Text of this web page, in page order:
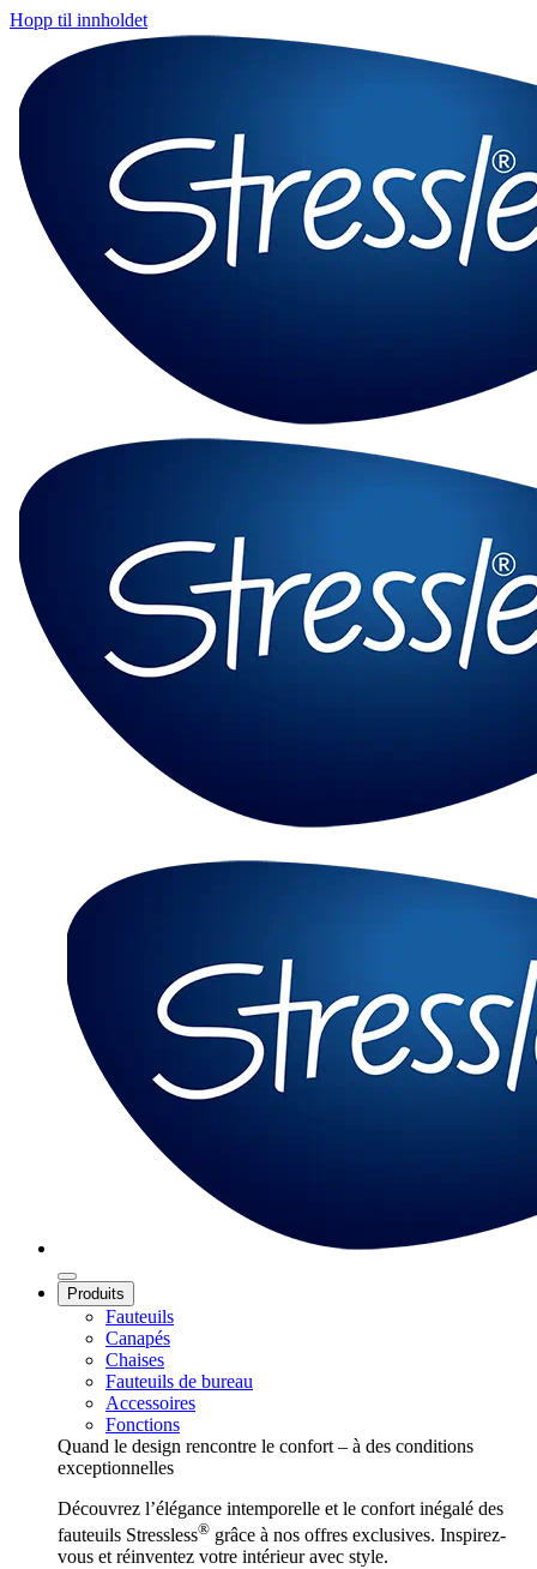
Hopp til innholdet
Produits
Fauteuils
Canapés
Chaises
Fauteuils de bureau
Accessoires
Fonctions
Quand le design rencontre le confort – à des conditions
exceptionnelles
Découvrez l’élégance intemporelle et le confort inégalé des
fauteuils Stressless® grâce à nos offres exclusives. Inspirez-
vous et réinventez votre intérieur avec style.